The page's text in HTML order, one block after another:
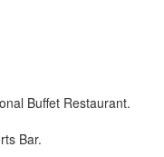
Buffet Restaurant.
Bar.